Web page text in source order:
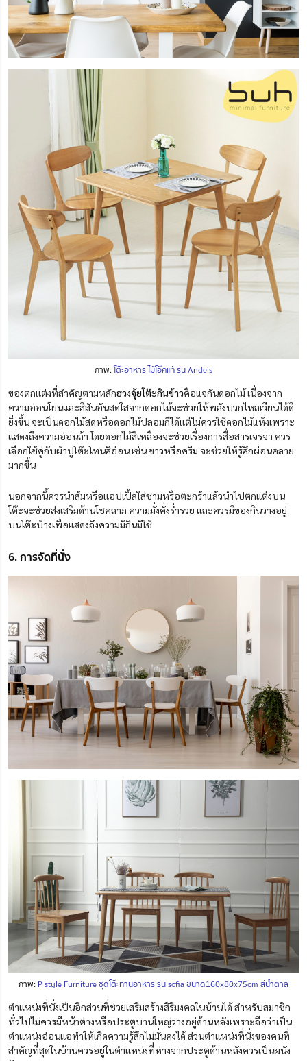
ภาพ:โต๊ะอาหาร ไม้โอ๊คแท้ รุ่น Andels
ของตกแต่งที่สำคัญตามหลักฮวงจุ้ยโต๊ะกินข้าวคือแจกันดอกไม้ เนื่องจาก
ความอ่อนโยนและสีสันอันสดใสจากดอกไม้จะช่วยให้พลังบวกไหลเวียนได้ดี
ยิ่งขึ้น จะเป็นดอกไม้สดหรือดอกไม้ปลอมก็ได้แต่ไม่ควรใช้ดอกไม้แห้งเพราะ
แสดงถึงความอ่อนล้า โดยดอกไม้สีเหลืองจะช่วยเรื่องการสื่อสารเจรจา ควร
เลือกใช้คู่กับผ้าปูโต๊ะโทนสีอ่อน เช่น ขาวหรือครีม จะช่วยให้รู้สึกผ่อนคลาย
มากขึ้น
นอกจากนี้ควรนำส้มหรือแอปเปิ้ลใส่ชามหรือตะกร้าแล้วนำไปตกแต่งบน
โต๊ะจะช่วยส่งเสริมด้านโชคลาภ ความมั่งคั่งร่ำรวย และควรมีของกินวางอยู่
บนโต๊ะบ้างเพื่อแสดงถึงความมีกินมีใช้
6. การจัดที่นั่ง
ภาพ: P style Furniture ชุดโต๊ะทานอาหาร รุ่น sofia ขนาด160x80x75cm สีน้ำตาล
ตำแหน่งที่นั่งเป็นอีกส่วนที่ช่วยเสริมสร้างสิริมงคลในบ้านได้ สำหรับสมาชิก
ทั่วไปไม่ควรมีหน้าต่างหรือประตูบานใหญ่วางอยู่ด้านหลังเพราะถือว่าเป็น
ตำแหน่งอ่อนแอทำให้เกิดความรู้สึกไม่มั่นคงได้ ส่วนตำแหน่งที่นั่งของคนที่
สำคัญที่สุดในบ้านควรอยู่ในตำแหน่งที่ห่างจากประตูด้านหลังควรเป็นผนัง